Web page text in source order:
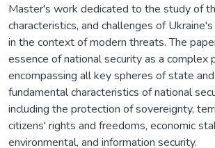
Master's work dedicated to the study of
characteristics, and challenges of
in the context of modern threats. The
essence of national security as a complex
encompassing all key spheres of state
fundamental characteristics of national
including the protection of sovereignty,
citizens' rights and freedoms, economic
environmental, and information security.